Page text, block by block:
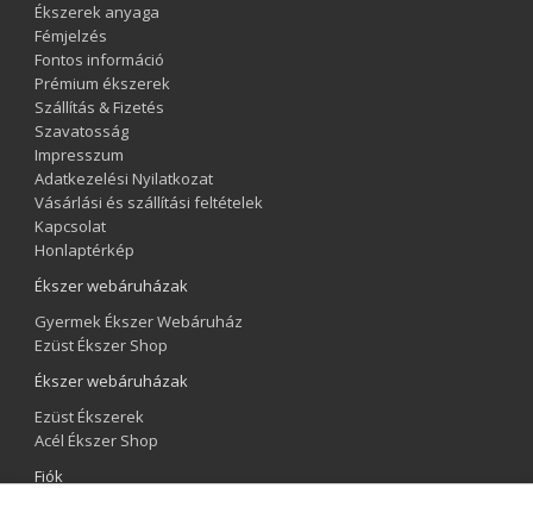
Ékszerek anyaga
Fémjelzés
Fontos információ
Prémium ékszerek
Szállítás & Fizetés
Szavatosság
Impresszum
Adatkezelési Nyilatkozat
Vásárlási és szállítási feltételek
Kapcsolat
Honlaptérkép
Ékszer webáruházak
Gyermek Ékszer Webáruház
Ezüst Ékszer Shop
Ékszer webáruházak
Ezüst Ékszerek
Acél Ékszer Shop
Fiók